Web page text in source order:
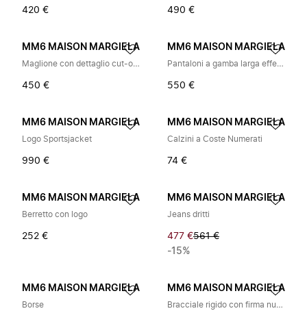
420 € 490 €
MM6 MAISON MARGIELA
Maglione con dettaglio cut-out posteriore
450 €
MM6 MAISON MARGIELA
Pantaloni a gamba larga effetto distressed
550 €
MM6 MAISON MARGIELA
Logo Sportsjacket
990 €
MM6 MAISON MARGIELA
Calzini a Coste Numerati
74 €
MM6 MAISON MARGIELA
Berretto con logo
252 €
MM6 MAISON MARGIELA
Jeans dritti
477 €561 €
-15%
MM6 MAISON MARGIELA
Borse
MM6 MAISON MARGIELA
Bracciale rigido con firma numerica minimalista